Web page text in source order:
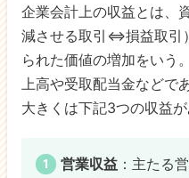
企業会計上の収益とは、
減させる取引⇔損益取引
られた価値の増加をいう
上高や受取配当金などで
大きくは下記3つの収益が
営業収益 ：主たる